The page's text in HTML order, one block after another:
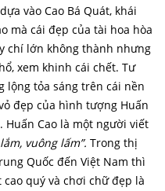
vào Cao Bá Quát, khái
mà cái đẹp của tài hoa hòa
chí lớn không thành nhưng
xem khinh cái chết. Tư
lộng tỏa sáng trên cái nền
đẹp của hình tượng Huấn
Cao là một người viết
vuông lấm”. Trong thị
Quốc đến Việt Nam thì
quý và chơi chữ đẹp là